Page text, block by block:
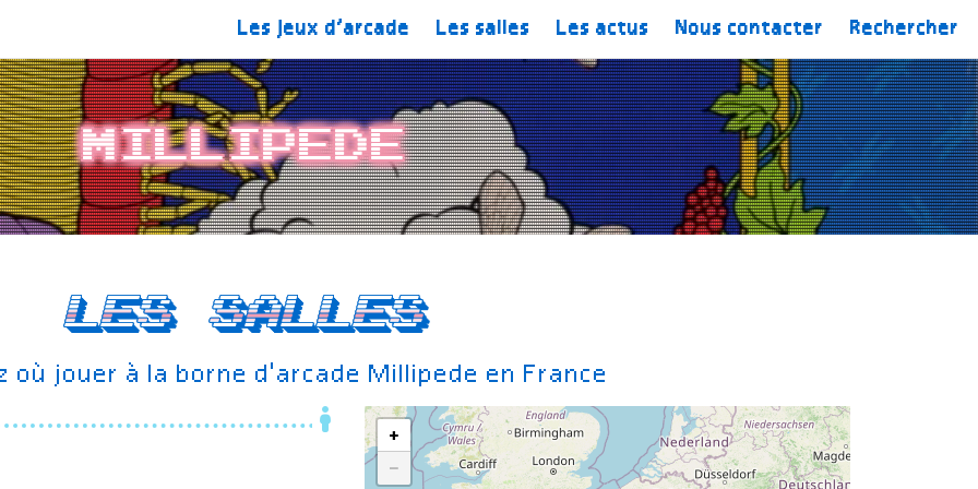
Les jeux d’arcade Les salles Les actus Nous contacter Rechercher
Millipede
Les salles
où jouer à la borne d'arcade Millipede en France
+
−